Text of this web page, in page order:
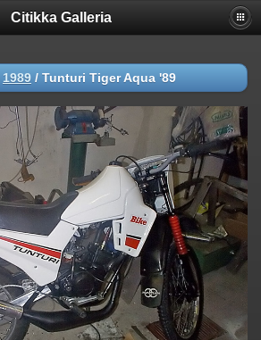
Citikka Galleria
1989 / Tunturi Tiger Aqua '89